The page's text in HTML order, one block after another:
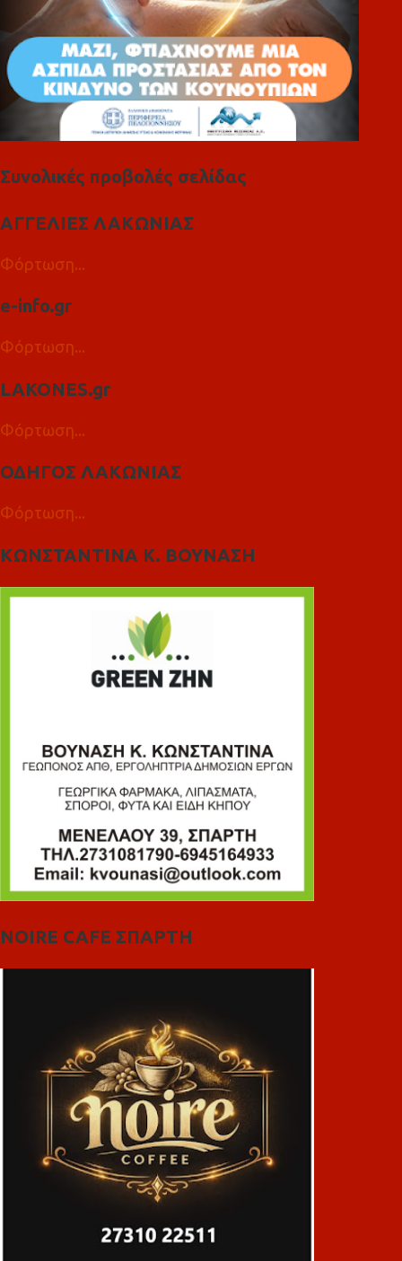
Συνολικές προβολές σελίδας
ΑΓΓΕΛΙΕΣ ΛΑΚΩΝΙΑΣ
Φόρτωση...
e-info.gr
Φόρτωση...
LAKONES.gr
Φόρτωση...
ΟΔΗΓΟΣ ΛΑΚΩΝΙΑΣ
Φόρτωση...
ΚΩΝΣΤΑΝΤΙΝΑ Κ. ΒΟΥΝΑΣΗ
NOIRE CAFE ΣΠΑΡΤΗ